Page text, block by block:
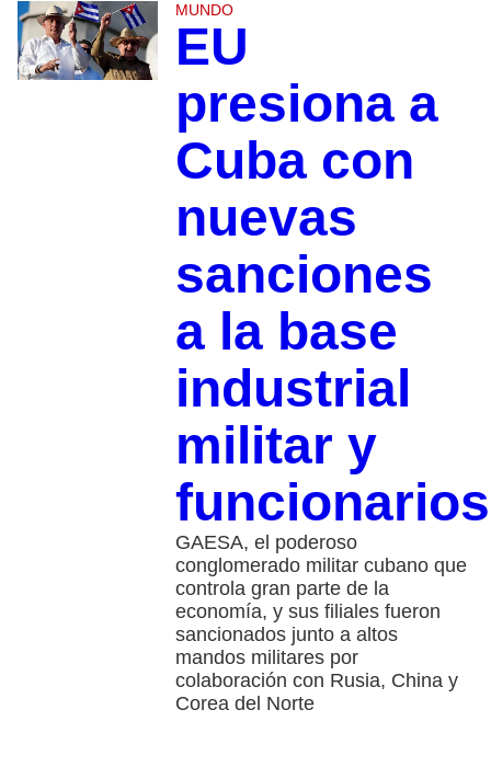
MUNDO
EU
presiona a
Cuba con
nuevas
sanciones
a la base
industrial
militar y
funcionarios
GAESA, el poderoso
conglomerado militar cubano que
controla gran parte de la
economía, y sus filiales fueron
sancionados junto a altos
mandos militares por
colaboración con Rusia, China y
Corea del Norte